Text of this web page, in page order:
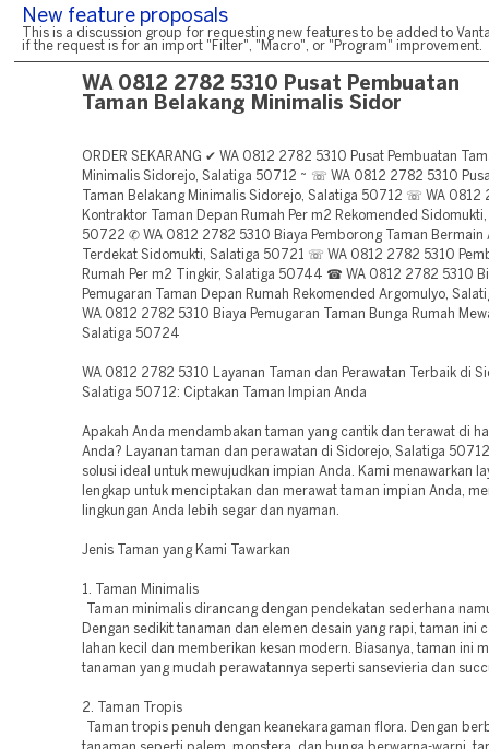
New feature proposals
This is a discussion group for requesting new features to be added to
if the request is for an import "Filter", "Macro", or "Program" improvement.
WA 0812 2782 5310 Pusat Pembuatan
Taman Belakang Minimalis Sidor
ORDER SEKARANG ✔ WA 0812 2782 5310 Pusat Pembuatan
Minimalis Sidorejo, Salatiga 50712 ~ ☏ WA 0812 2782 5310
Taman Belakang Minimalis Sidorejo, Salatiga 50712 ☏ WA 0812
Kontraktor Taman Depan Rumah Per m2 Rekomended
50722 ✆ WA 0812 2782 5310 Biaya Pemborong Taman Bermain
Terdekat Sidomukti, Salatiga 50721 ☏ WA 0812 2782 5310
Rumah Per m2 Tingkir, Salatiga 50744 ☎ WA 0812 2782 5310
Pemugaran Taman Depan Rumah Rekomended Argomulyo,
WA 0812 2782 5310 Biaya Pemugaran Taman Bunga Rumah
Salatiga 50724
WA 0812 2782 5310 Layanan Taman dan Perawatan Terbaik di
Salatiga 50712: Ciptakan Taman Impian Anda
Apakah Anda mendambakan taman yang cantik dan terawat di
Anda? Layanan taman dan perawatan di Sidorejo, Salatiga
solusi ideal untuk mewujudkan impian Anda. Kami menawarkan
lengkap untuk menciptakan dan merawat taman impian Anda,
lingkungan Anda lebih segar dan nyaman.
Jenis Taman yang Kami Tawarkan
1. Taman Minimalis
Taman minimalis dirancang dengan pendekatan sederhana
Dengan sedikit tanaman dan elemen desain yang rapi, taman ini
lahan kecil dan memberikan kesan modern. Biasanya, taman ini
tanaman yang mudah perawatannya seperti sansevieria dan
2. Taman Tropis
Taman tropis penuh dengan keanekaragaman flora. Dengan